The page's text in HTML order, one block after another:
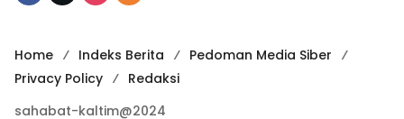
Home Indeks Berita
Pedoman Media Siber
Privacy Policy
Redaksi
sahabat-kaltim@2024